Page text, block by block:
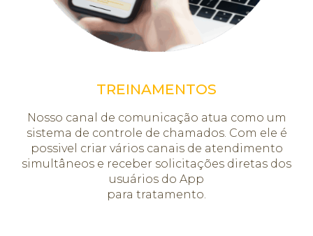
TREINAMENTOS
Nosso canal de comunicação atua como um
sistema de controle de chamados. Com ele é
possivel criar vários canais de atendimento
simultâneos e receber solicitações diretas dos
usuários do App
para tratamento.